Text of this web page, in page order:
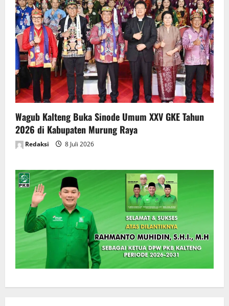
Wagub Kalteng Buka Sinode Umum XXV GKE Tahun
2026 di Kabupaten Murung Raya
Redaksi 8 Juli 2026